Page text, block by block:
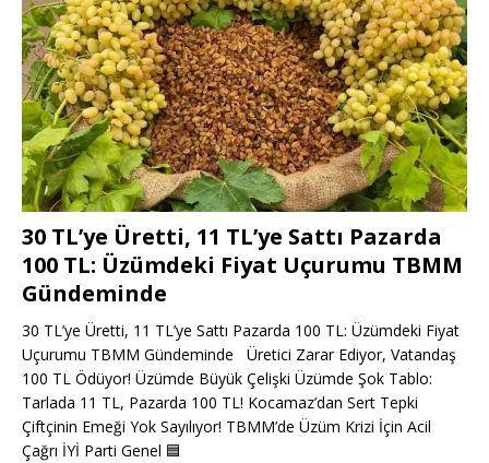
30 TL’ye Üretti, 11 TL’ye Sattı Pazarda
100 TL: Üzümdeki Fiyat Uçurumu TBMM
Gündeminde
30 TL’ye Üretti, 11 TL’ye Sattı Pazarda 100 TL: Üzümdeki Fiyat
Uçurumu TBMM Gündeminde Üretici Zarar Ediyor, Vatandaş
100 TL Ödüyor! Üzümde Büyük Çelişki Üzümde Şok Tablo:
Tarlada 11 TL, Pazarda 100 TL! Kocamaz’dan Sert Tepki
Çiftçinin Emeği Yok Sayılıyor! TBMM’de Üzüm Krizi İçin Acil
Çağrı İYİ Parti Genel 🟦